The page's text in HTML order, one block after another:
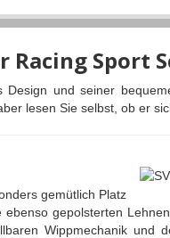
Racing Sport
und seiner
lesen Sie selbst, ob er
gemütlich Platz
gepolsterten
Wippmechanik und